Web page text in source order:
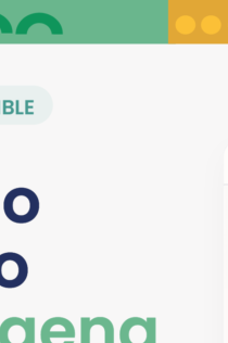
ocupados: así
laboral, mientras disminuye el
las alertas del
en su mercado laboral. Menos
género en el
mercado laboral de la Gran